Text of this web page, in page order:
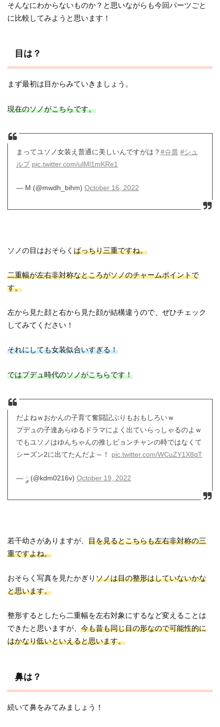
そんなにわからないものか？と思いながらも今回パーツごと
に比較してみようと思います！
目は？
まず最初は目からみていきましょう。
現在のソノがこちらです。
まってユソノ女装え普通に美しいんですがは？#슈룹 #シュ
ルプ pic.twitter.com/ulMl1mKRe1
— M (@mwdh_bihm) October 16, 2022
ソノの目はおそらくぱっちり三重ですね。
二重幅が左右非対称なところがソノのチャームポイントで
す。
左から見た顔と右から見た顔が結構違うので、ぜひチェック
してみてください！
それにしても女装似合いすぎる！
ではプデュ時代のソノがこちらです！
だよねｗおかんの子育て奮闘記ぶりもおもしろいｗ
プデュの子達あらゆるドラマによく出ていらっしゃるのよｗ
でもユソノはゆんちゃんの推しビョンチャンの時ではなくて
シーズン2に出てたんだよ～！ pic.twitter.com/WCuZY1X8qT
— ༘ (@kdm0216v) October 19, 2022
若干幼さがありますが、目を見るとこちらも左右非対称の三
重ですよね。
おそらく写真を見たかぎりソノは目の整形はしていないかな
と思います。
整形するとしたら二重幅を左右対象にするなど変えることは
できたと思いますが、今も昔も同じ目の形なので可能性的に
はかなり低いといえると思います。
鼻は？
続いて鼻をみてみましょう！